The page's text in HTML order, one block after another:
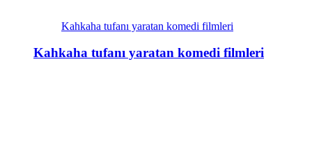
Kahkaha tufanı yaratan komedi filmleri
Kahkaha tufanı yaratan komedi filmleri